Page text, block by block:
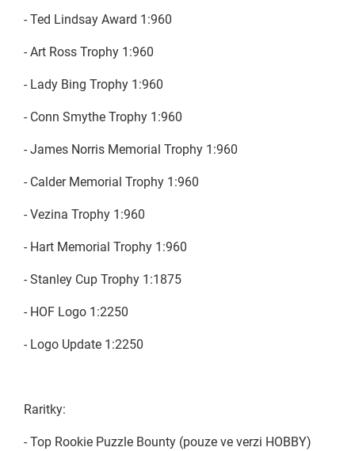
- Ted Lindsay Award 1:960
- Art Ross Trophy 1:960
- Lady Bing Trophy 1:960
- Conn Smythe Trophy 1:960
- James Norris Memorial Trophy 1:960
- Calder Memorial Trophy 1:960
- Vezina Trophy 1:960
- Hart Memorial Trophy 1:960
- Stanley Cup Trophy 1:1875
- HOF Logo 1:2250
- Logo Update 1:2250
Raritky:
- Top Rookie Puzzle Bounty (pouze ve verzi HOBBY)